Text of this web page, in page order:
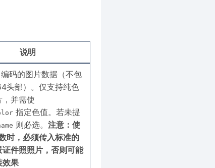
说明
码的图片数据（不包
头部）。仅支持纯色
并需使
指定色值。若未提
则必选。 注意：使
时，必须传入标准的
证件照照片，否则可能
效果